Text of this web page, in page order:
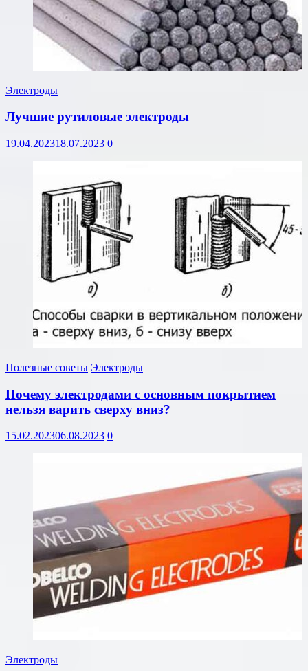
Электроды
Лучшие рутиловые электроды
19.04.202318.07.2023 0
Полезные советы Электроды
Почему электродами с основным покрытием
нельзя варить сверху вниз?
15.02.202306.08.2023 0
Электроды